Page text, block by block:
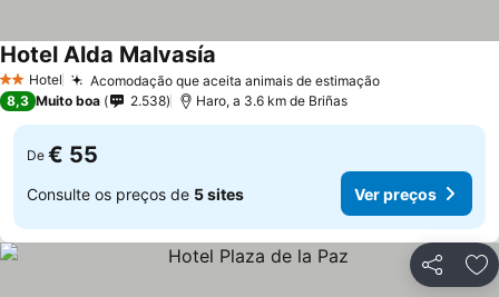
2 Estrelas
Hotel Acomodação que aceita animais de estimação
Hotel Alda Malvasía
8,3 Muito boa 2.538 Haro, a 3.6 km de Briñas
De € 55
Consulte os preços de 5 sites Ver preços
Partilhar